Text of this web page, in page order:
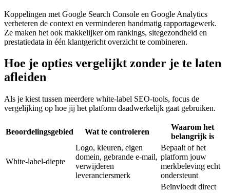
Koppelingen met Google Search Console en Google Analytics
verbeteren de context en verminderen handmatig rapportagewerk.
Ze maken het ook makkelijker om rankings, sitegezondheid en
prestatiedata in één klantgericht overzicht te combineren.
Hoe je opties vergelijkt zonder je te laten
afleiden
Als je kiest tussen meerdere white-label SEO-tools, focus de
vergelijking op hoe jij het platform daadwerkelijk gaat gebruiken.
Beoordelingsgebied Wat te controleren
Waarom het
belangrijk is
White-label-diepte
Logo, kleuren, eigen
domein, gebrande e-mail,
verwijderen
leveranciersmerk
Bepaalt of het
platform jouw
merkbeleving echt
ondersteunt
Beïnvloedt direct